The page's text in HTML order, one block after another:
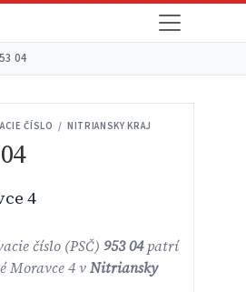
04
ČÍSLO / NITRIANSKY KRAJ
4
číslo (PSČ) 953 04patrí
Moravce 4 vNitriansky